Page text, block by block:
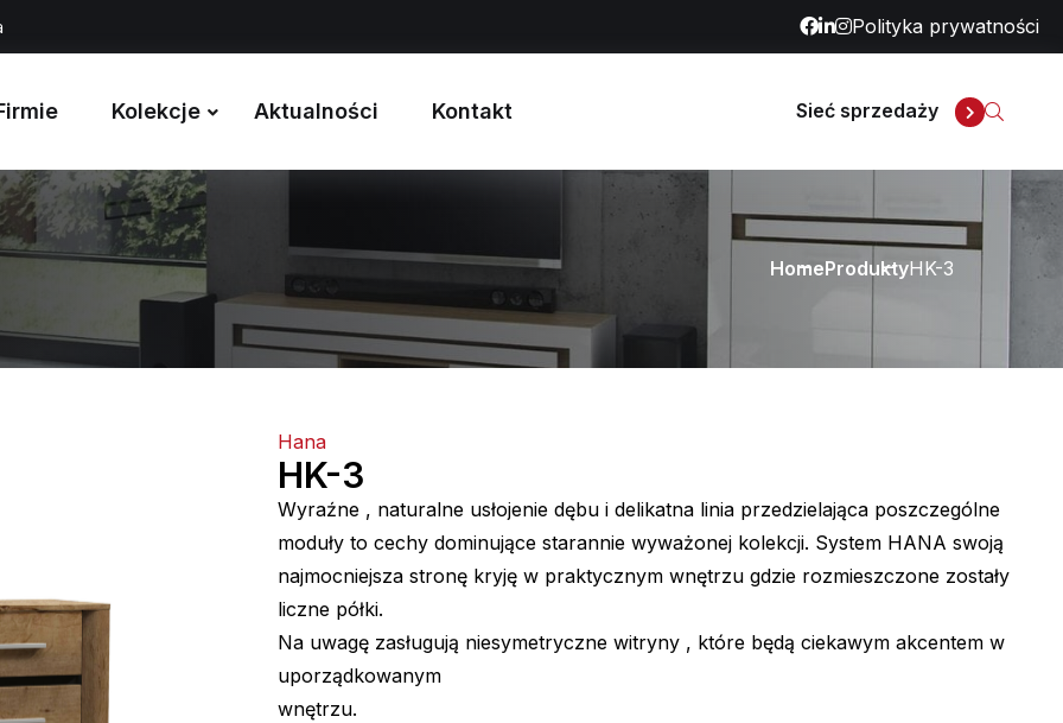
Polityka prywatności
Kolekcje Aktualności Kontakt Sieć sprzedaży
HomeProduktyHK-3
Hana
HK-3
Wyraźne , naturalne usłojenie dębu i delikatna linia przedzielająca poszczególne
moduły to cechy dominujące starannie wyważonej kolekcji. System HANA swoją
najmocniejsza stronę kryję w praktycznym wnętrzu gdzie rozmieszczone zostały
liczne półki.
Na uwagę zasługują niesymetryczne witryny , które będą ciekawym akcentem w
uporządkowanym
wnętrzu.